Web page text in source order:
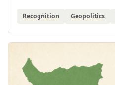
Recognition Geopolitics